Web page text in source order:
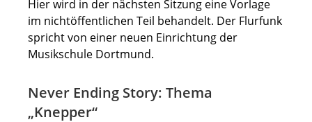
Hier wird in der nächsten Sitzung eine Vorlage
im nichtöffentlichen Teil behandelt. Der Flurfunk
spricht von einer neuen Einrichtung der
Musikschule Dortmund.
Never Ending Story: Thema
„Knepper“